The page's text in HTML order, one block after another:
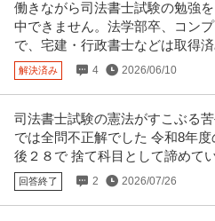
【職種】管理＞総務 【業種】不動産＞不
該求人をビズリーチ上で閲覧…続きを見
残業ほぼなし
新着 正社員 交通費支給 学歴不問
月給25万円〜35万円
仕事内容：＼経理経験を活かして、安定
年以上の電気設備工事会社で…続きを見る
働きながら司法書士試験の勉強
中できません。法学部卒、コン
で、宅建・行政書士などは取得
解決済み 4 2026/06/10
司法書士試験の憲法がすこぶる
では全問不正解でした 令和8年
後２８で 捨て科目として諦めて
回答終了 2 2026/07/26